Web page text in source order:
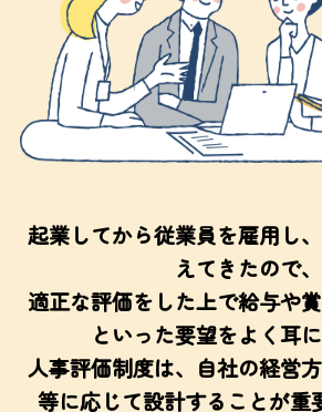
起業してから従業員を雇用し
えてきたので、
適正な評価をした上で給与や
といった要望をよく耳に
人事評価制度は、自社の経営
等に応じて設計することが重